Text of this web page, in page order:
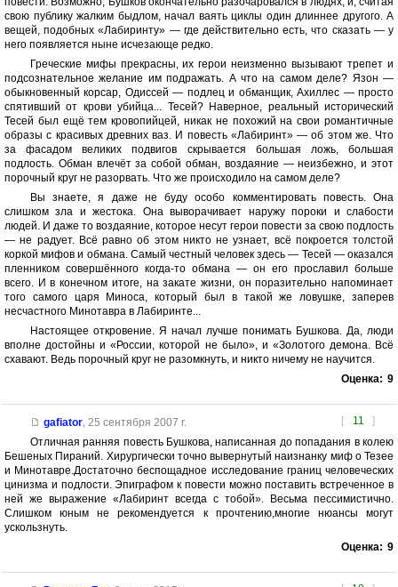
свою публику жалким быдлом, начал ваять циклы один длиннее другого. А
вещей, подобных «Лабиринту» — где действительно есть, что сказать — у
него появляется ныне исчезающе редко.
Греческие мифы прекрасны, их герои неизменно вызывают трепет и
подсознательное желание им подражать. А что на самом деле? Язон —
обыкновенный корсар, Одиссей — подлец и обманщик, Ахиллес — просто
спятивший от крови убийца... Тесей? Наверное, реальный исторический
Тесей был ещё тем кровопийцей, никак не похожий на свои романтичные
образы с красивых древних ваз. И повесть «Лабиринт» — об этом же. Что
за фасадом великих подвигов скрывается большая ложь, большая
подлость. Обман влечёт за собой обман, воздаяние — неизбежно, и этот
порочный круг не разорвать. Что же происходило на самом деле?
Вы знаете, я даже не буду особо комментировать повесть. Она
слишком зла и жестока. Она выворачивает наружу пороки и слабости
людей. И даже то воздаяние, которое несут герои повести за свою подлость
— не радует. Всё равно об этом никто не узнает, всё покроется толстой
коркой мифов и обмана. Самый честный человек здесь — Тесей — оказался
пленником совершённого когда-то обмана — он его прославил больше
всего. И в конечном итоге, на закате жизни, он поразительно напоминает
того самого царя Миноса, который был в такой же ловушке, заперев
несчастного Минотавра в Лабиринте...
Настоящее откровение. Я начал лучше понимать Бушкова. Да, люди
вполне достойны и «России, которой не было», и «Золотого демона. Всё
схавают. Ведь порочный круг не разомкнуть, и никто ничему не научится.
Оценка: 9
[ 11 ]
gafiator, 25 сентября 2007 г.
Отличная ранняя повесть Бушкова, написанная до попадания в колею
Бешеных Пираний. Хирургически точно вывернутый наизнанку миф о Тезее
и Минотавре.Достаточно беспощадное исследование границ человеческих
цинизма и подлости. Эпиграфом к повести можно поставить встреченное в
ней же выражение «Лабиринт всегда с тобой». Весьма пессимистично.
Слишком юным не рекомендуется к прочтению,многие нюансы могут
ускользнуть.
Оценка: 9